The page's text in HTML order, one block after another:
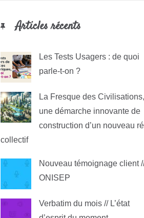
Articles récents
Les Tests Usagers : de quoi
parle-t-on ?
La Fresque des Civilisations,
une démarche innovante de
construction d’un nouveau
collectif
Nouveau témoignage client
ONISEP
Verbatim du mois // L’état